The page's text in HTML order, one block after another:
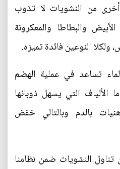
أخرى من النشويات لا تذوب
الأبيض والبطاطا والمعكرونة
ولكلا النوعين فائدة تميزه.
تساعد في عملية الهضم
الألياف التي يسهل ذوبانها
بالدم وبالتالي خفض
تناول النشويات ضمن نظامنا